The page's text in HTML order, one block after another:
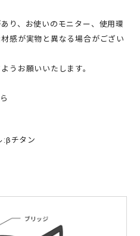
り、お使いのモニター、使用環
感が実物と異なる場合がござい
うお願いいたします。
チタン